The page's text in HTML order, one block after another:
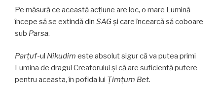
Pe măsură ce această acțiune are loc, o mare Lumină
începe să se extindă din SAGși care încearcă să coboare
sub Parsa.
Parţuf-ul Nikudim este absolut sigur că va putea primi
Lumina de dragul Creatorului și că are suficientă putere
pentru aceasta, în pofida lui Ţimţum Bet.